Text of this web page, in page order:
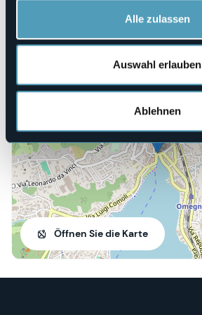
Alle zulassen
Auswahl erlauben
Ablehnen
Webseite
https://summer-games.it/
28887 - Omegna (VB)
Öffnen Sie die Karte